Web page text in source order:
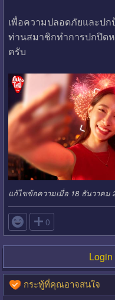
เพื่อความปลอดภัยและป
ท่านสมาชิกทำการปกปิดห
ครับ
แก้ไขข้อความเมื่อ 18 ธันวาคม
 0
Login
กระทู้ที่คุณอาจสนใจ